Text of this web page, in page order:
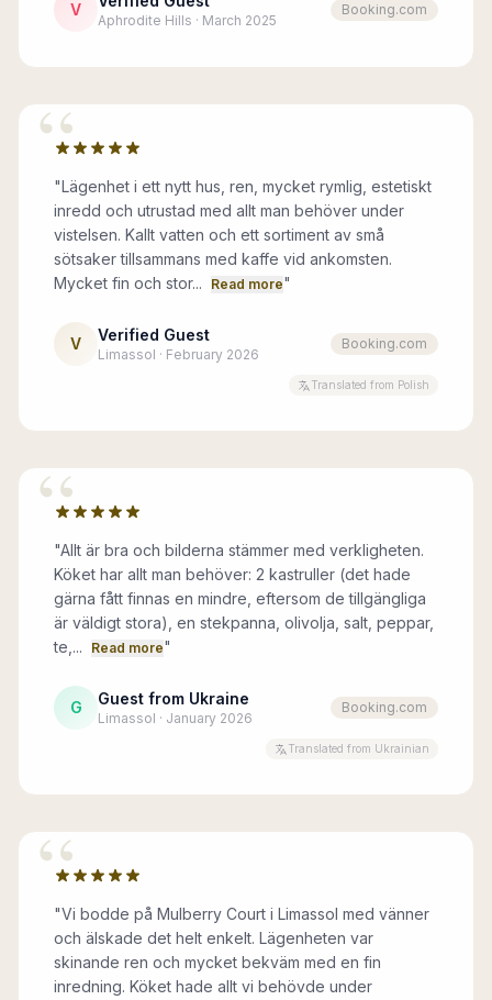
V
Aphrodite Hills · March 2025
Booking.com
“
"Lägenhet i ett nytt hus, ren, mycket rymlig, estetiskt
inredd och utrustad med allt man behöver under
vistelsen. Kallt vatten och ett sortiment av små
sötsaker tillsammans med kaffe vid ankomsten.
Mycket fin och stor...
Read more"
V Verified Guest
Limassol · February 2026
Booking.com
Translated from Polish
“
"Allt är bra och bilderna stämmer med verkligheten.
Köket har allt man behöver: 2 kastruller (det hade
gärna fått finnas en mindre, eftersom de tillgängliga
är väldigt stora), en stekpanna, olivolja, salt, peppar,
te,...
Read more"
G Guest from Ukraine
Limassol · January 2026
Booking.com
Translated from Ukrainian
“
"Vi bodde på Mulberry Court i Limassol med vänner
och älskade det helt enkelt. Lägenheten var
skinande ren och mycket bekväm med en fin
inredning. Köket hade allt vi behövde under